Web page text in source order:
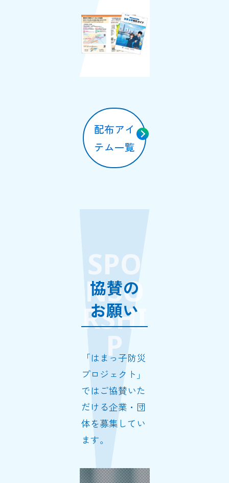
配布アイ
テム一覧
協賛の
お願い
SPO
NSO
RSHI
P
「はまっ子防災
プロジェクト」
ではご協賛いた
だける企業・団
体を募集してい
ます。